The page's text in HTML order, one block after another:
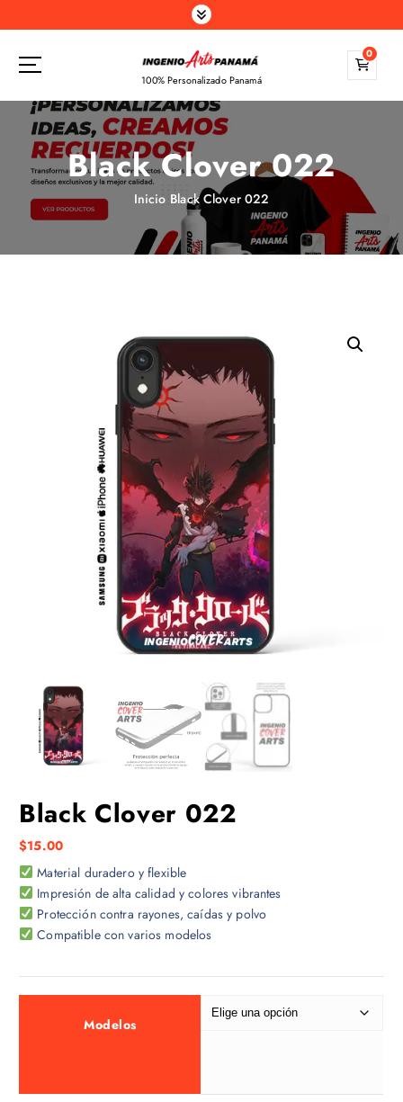
a
e
100% Personalizado Panamá
0
Black Clover 022
Inicio Black Clover 022
Black Clover 022
$15.00
Material duradero y flexible
Impresión de alta calidad y colores vibrantes
Protección contra rayones, caídas y polvo
Compatible con varios modelos
Modelos